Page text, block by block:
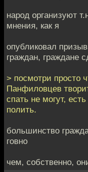
народ организуют
мнения, как я
опубликовал
граждан, граждане
> посмотри просто
Панфиловцев
спать не могут,
полить.
большинство
говно
чем, собственно,